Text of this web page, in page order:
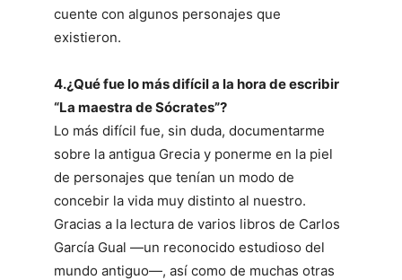
cuente con algunos personajes que
existieron.
4.¿Qué fue lo más difícil a la hora de escribir
“La maestra de Sócrates”?
Lo más difícil fue, sin duda, documentarme
sobre la antigua Grecia y ponerme en la piel
de personajes que tenían un modo de
concebir la vida muy distinto al nuestro.
Gracias a la lectura de varios libros de Carlos
García Gual —un reconocido estudioso del
mundo antiguo—, así como de muchas otras